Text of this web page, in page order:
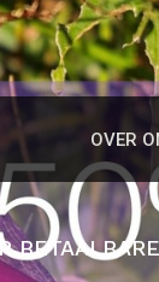
OVER